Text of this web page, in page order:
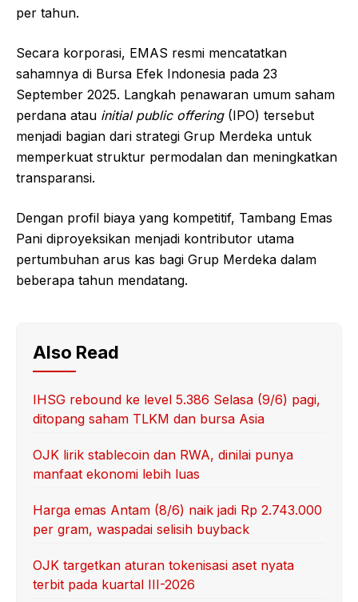
per tahun.
Secara korporasi, EMAS resmi mencatatkan
sahamnya di Bursa Efek Indonesia pada 23
September 2025. Langkah penawaran umum saham
perdana atau initial public offering(IPO) tersebut
menjadi bagian dari strategi Grup Merdeka untuk
memperkuat struktur permodalan dan meningkatkan
transparansi.
Dengan profil biaya yang kompetitif, Tambang Emas
Pani diproyeksikan menjadi kontributor utama
pertumbuhan arus kas bagi Grup Merdeka dalam
beberapa tahun mendatang.
Also Read
IHSG rebound ke level 5.386 Selasa (9/6) pagi,
ditopang saham TLKM dan bursa Asia
OJK lirik stablecoin dan RWA, dinilai punya
manfaat ekonomi lebih luas
Harga emas Antam (8/6) naik jadi Rp 2.743.000
per gram, waspadai selisih buyback
OJK targetkan aturan tokenisasi aset nyata
terbit pada kuartal III-2026